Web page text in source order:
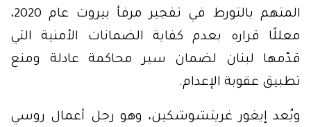
المتهم بالتورط في تفجير مرفأ بيروت عام 2020،
معللًا قراره بعدم كفاية الضمانات الأمنية التي
قدّمها لبنان لضمان سير محاكمة عادلة ومنع
تطبيق عقوبة الإعدام.
ويُعد إيغور غريتشوشكين، وهو رجل أعمال روسي